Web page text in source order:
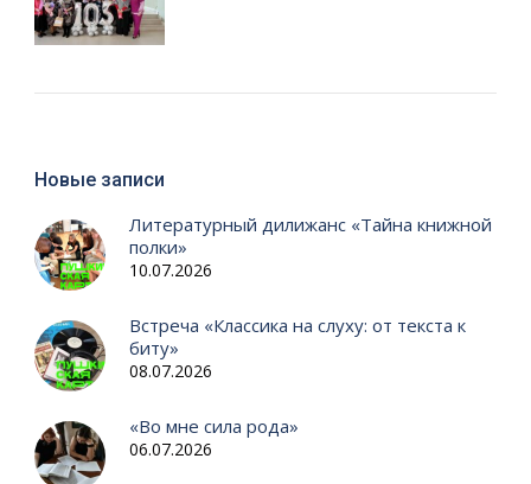
Новые записи
Литературный дилижанс «Тайна книжной
полки»
10.07.2026
Встреча «Классика на слуху: от текста к
биту»
08.07.2026
«Во мне сила рода»
06.07.2026